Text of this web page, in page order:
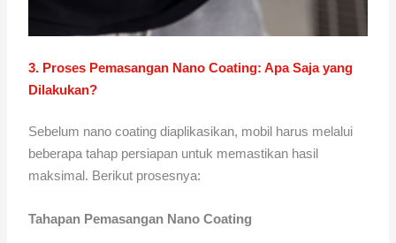
3. Proses Pemasangan Nano Coating: Apa Saja yang
Dilakukan?
Sebelum nano coating diaplikasikan, mobil harus melalui
beberapa tahap persiapan untuk memastikan hasil
maksimal. Berikut prosesnya:
Tahapan Pemasangan Nano Coating